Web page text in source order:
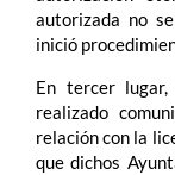
autorizada no
inició
En tercer lugar,
realizado
relación con la
que dichos